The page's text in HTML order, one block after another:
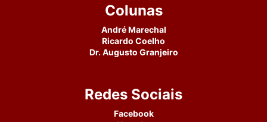
Colunas
André Marechal
Ricardo Coelho
Dr. Augusto Granjeiro
Redes Sociais
Facebook